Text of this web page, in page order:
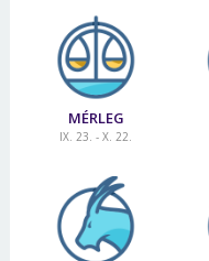
MÉRLEG
IX. 23. - X. 22.